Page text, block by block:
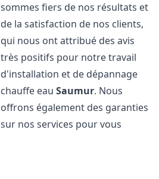
sommes fiers de nos résultats et
de la satisfaction de nos clients,
qui nous ont attribué des avis
très positifs pour notre travail
d'installation et de dépannage
chauffe eauSaumur. Nous
offrons également des garanties
sur nos services pour vous